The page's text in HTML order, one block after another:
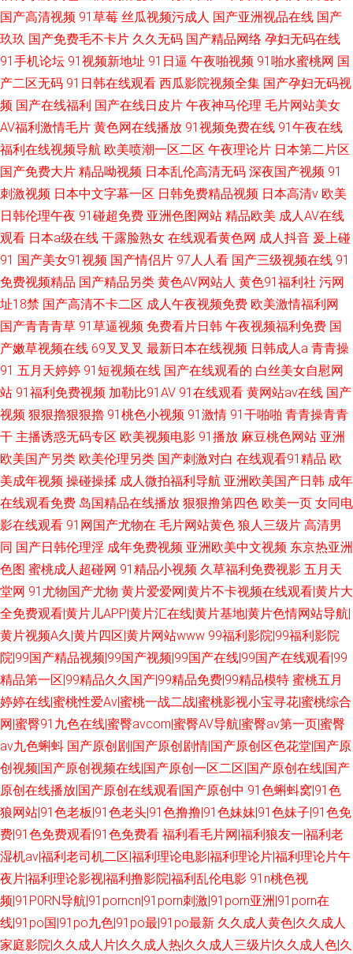
国产高清视频 91草莓 丝瓜视频污成人 国产亚洲视品在线 国产
玖玖 国产免费毛不卡片 久久无码 国产精品网络 孕妇无码在线
91手机论坛 91视频新地址 91日逼 午夜啪视频 91啪水蜜桃网 国
产二区无码 91日韩在线观看 西瓜影院视频全集 国产孕妇无码视
频 国产在线福利 国产在线日皮片 午夜神马伦理 毛片网站美女
AV福利激情毛片 黄色网在线播放 91视频免费在线 91午夜在线
福利在线视频导航 欧美喷潮一区二区 午夜理论片 日本第二片区
国产免费大片 精品呦视频 日本乱伦高清无码 深夜国产视频 91
刺激视频 日本中文字幕一区 日韩免费精品视频 日本高清v 欧美
日韩伦理午夜 91碰超免费 亚洲色图网站 精品欧美 成人AV在线
观看 日本a级在线 干露脸熟女 在线观看黄色网 成人抖音 爰上碰
91 国产美女91视频 国产情侣片 97人人看 国产三级视频在线 91
免费视频精品 国产精品另类 黄色AV网站人 黄色91福利社 污网
址18禁 国产高清不卡二区 成人午夜视频免费 欧美激情福利网
国产青青青草 91草逼视频 免费看片日韩 午夜视频福利免费 国
产嫩草视频在线 69叉叉叉 最新日本在线视频 日韩成人a 青青操
91 五月天婷婷 91短视频在线 国产在线观看的 白丝美女自慰网
站 91福利免费视频 加勒比91AV 91在线观看 黄网站av在线 国产
视频 狠狠擼狠狠擼 91桃色小视频 91激情 91干啪啪 青青操青青
干 主播诱惑无码专区 欧美视频电影 91播放 麻豆桃色网站 亚洲
欧美国产另类 欧美伦理另类 国产刺激对白 在线观看91精品 欧
美成年视频 操碰操揉 成人微拍福利导航 亚洲欧美国产日韩 成年
在线观看免费 岛国精品在线播放 狠狠撸第四色 欧美一页 女同电
影在线观看 91网国产尤物在 毛片网站黄色 狼人三级片 高清男
同 国产日韩伦理淫 成年免费视频 亚洲欧美中文视频 东京热亚洲
色图 蜜桃成人超碰网 91精品小视频 久草福利免费视影 五月天
堂网 91尤物国产尤物 黄片爱爱网|黄片不卡视频在线观看|黄片大
全免费观看|黄片儿APP|黄片汇在线|黄片基地|黄片色情网站导航|
黄片视频A久|黄片四区|黄片网站www 99福利影院|99福利影院
院|99国产精品视频|99国产视频|99国产在线|99国产在线观看|99
精品第一区|99精品久久国产|99精品免费|99精品模特 蜜桃五月
婷婷在线|蜜桃性爱Av|蜜桃一战二战|蜜桃影视小宝寻花|蜜桃综合
网|蜜臀91九色在线|蜜臀avcom|蜜臀AV导航|蜜臀av第一页|蜜臀
av九色蝌蚪 国产原创剧|国产原创剧情|国产原创区色花堂|国产原
创视频|国产原创视频在线|国产原创一区二区|国产原创在线|国产
原创在线播放|国产原创在线观看|国产原创中 91色蝌蚪窝|91色
狼网站|91色老板|91色老头|91色撸撸|91色妹妹|91色妹子|91色免
费|91色免费观看|91色免费看 福利看毛片网|福利狼友一|福利老
湿机av|福利老司机二区|福利理论电影|福利理论片|福利理论片午
夜片|福利理论影视|福利撸影院|福利乱伦电影 91n桃色视
频|91P0RN导航|91porncn|91porn刺激|91porn亚洲|91porn在
线|91po国|91po九色|91po最|91po最新 久久成人黄色|久久成人
家庭影院|久久成人片|久久成人热|久久成人三级片|久久成人色|久